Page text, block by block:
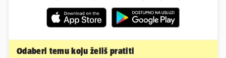
Odaberi temu koju želiš pratiti